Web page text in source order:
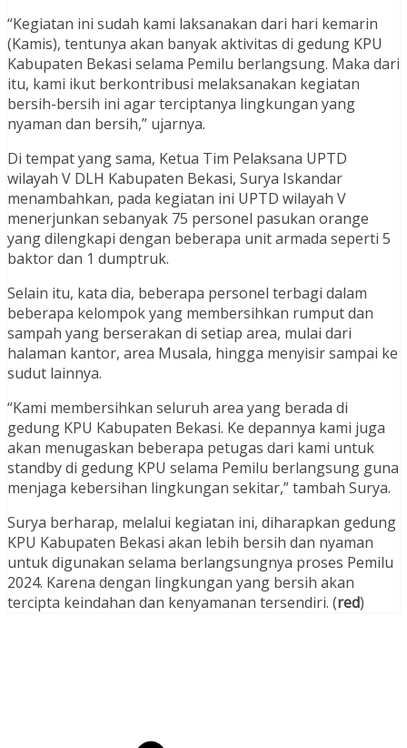
“Kegiatan ini sudah kami laksanakan dari hari kemarin
(Kamis), tentunya akan banyak aktivitas di gedung KPU
Kabupaten Bekasi selama Pemilu berlangsung. Maka dari
itu, kami ikut berkontribusi melaksanakan kegiatan
bersih-bersih ini agar terciptanya lingkungan yang
nyaman dan bersih,” ujarnya.
Di tempat yang sama, Ketua Tim Pelaksana UPTD
wilayah V DLH Kabupaten Bekasi, Surya Iskandar
menambahkan, pada kegiatan ini UPTD wilayah V
menerjunkan sebanyak 75 personel pasukan orange
yang dilengkapi dengan beberapa unit armada seperti 5
baktor dan 1 dumptruk.
Selain itu, kata dia, beberapa personel terbagi dalam
beberapa kelompok yang membersihkan rumput dan
sampah yang berserakan di setiap area, mulai dari
halaman kantor, area Musala, hingga menyisir sampai ke
sudut lainnya.
“Kami membersihkan seluruh area yang berada di
gedung KPU Kabupaten Bekasi. Ke depannya kami juga
akan menugaskan beberapa petugas dari kami untuk
standby di gedung KPU selama Pemilu berlangsung guna
menjaga kebersihan lingkungan sekitar,” tambah Surya.
Surya berharap, melalui kegiatan ini, diharapkan gedung
KPU Kabupaten Bekasi akan lebih bersih dan nyaman
untuk digunakan selama berlangsungnya proses Pemilu
2024. Karena dengan lingkungan yang bersih akan
tercipta keindahan dan kenyamanan tersendiri. (red)